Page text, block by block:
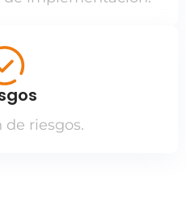
riesgos.